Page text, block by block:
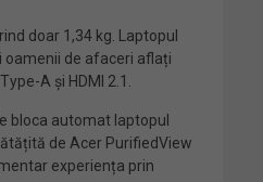
doar 1,34 kg. Laptopul
oamenii de afaceri aflați
A și HDMI 2.1.
bloca automat laptopul
de Acer PurifiedView
experiența prin